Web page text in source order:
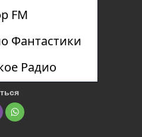
FM
Фантастики
Радио
«Книга»